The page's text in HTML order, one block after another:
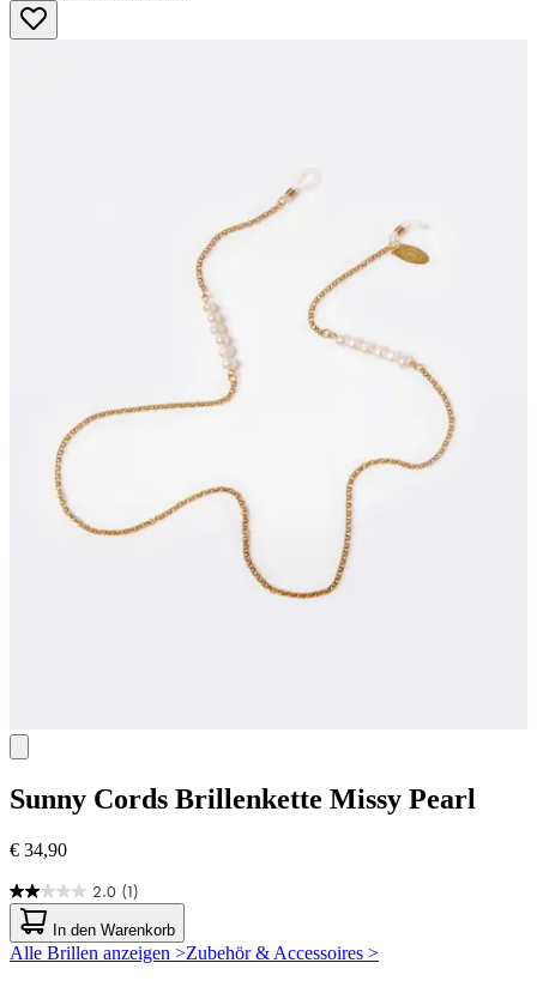
Sternen.
2
Sunny Cords Brillenkette Missy Pearl
€ 34,90
2.0 (1)
2.0
von
5
Sternen.
In den Warenkorb
Alle Brillen anzeigen >Zubehör & Accessoires >